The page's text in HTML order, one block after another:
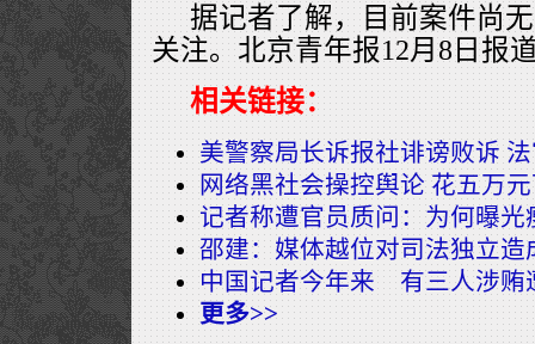
据记者了解，目前案件尚
关注。北京青年报12月8日报
相关链接：
美警察局长诉报社诽谤败诉
网络黑社会操控舆论 花五万
记者称遭官员质问：为何曝
邵建：媒体越位对司法独立造
中国记者今年来 有三人涉贿
更多>>